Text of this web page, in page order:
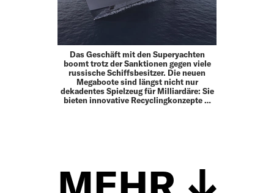
Das Geschäft mit den Superyachten
boomt trotz der Sanktionen gegen viele
russische Schiffsbesitzer. Die neuen
Megaboote sind längst nicht nur
dekadentes Spielzeug für Milliardäre: Sie
bieten innovative Recyclingkonzepte …